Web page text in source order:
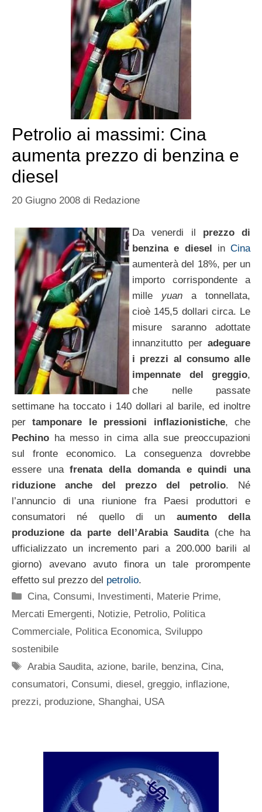
Petrolio ai massimi: Cina
aumenta prezzo di benzina e
diesel
20 Giugno 2008 di Redazione
Da venerdi il prezzo di
benzina e diesel in Cina
aumenterà del 18%, per un
importo corrispondente a
mille yuan a tonnellata,
cioè 145,5 dollari circa. Le
misure saranno adottate
innanzitutto per adeguare
i prezzi al consumo alle
impennate del greggio,
che nelle passate
settimane ha toccato i 140 dollari al barile, ed inoltre
pertamponare le pressioni inflazionistiche, che
Pechino ha messo in cima alla sue preoccupazioni
sul fronte economico. La conseguenza dovrebbe
essere unafrenata della domanda e quindi una
riduzione anche del prezzo del petrolio. Né
l’annuncio di una riunione fra Paesi produttori e
consumatori né quello di un aumento della
produzione da parte dell’Arabia Saudita(che ha
ufficializzato un incremento pari a 200.000 barili al
giorno) avevano avuto finora un tale prorompente
effetto sul prezzo del petrolio.
Categorie
Cina, Consumi, Investimenti, Materie Prime,
Mercati Emergenti, Notizie, Petrolio, Politica
Commerciale, Politica Economica, Sviluppo
sostenibile
Tag
Arabia Saudita,azione, barile, benzina, Cina,
consumatori, Consumi, diesel, greggio, inflazione,
prezzi, produzione, Shanghai, USA